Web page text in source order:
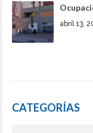
abril 13,
CATEGORÍAS